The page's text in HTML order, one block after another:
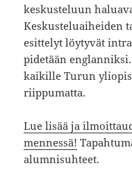
keskusteluun
Keskusteluaiheiden
esittelyt löytyvät
pidetään
kaikille Turun
riippumatta.
Lue lisää ja
mennessä!
alumnisuhteet.